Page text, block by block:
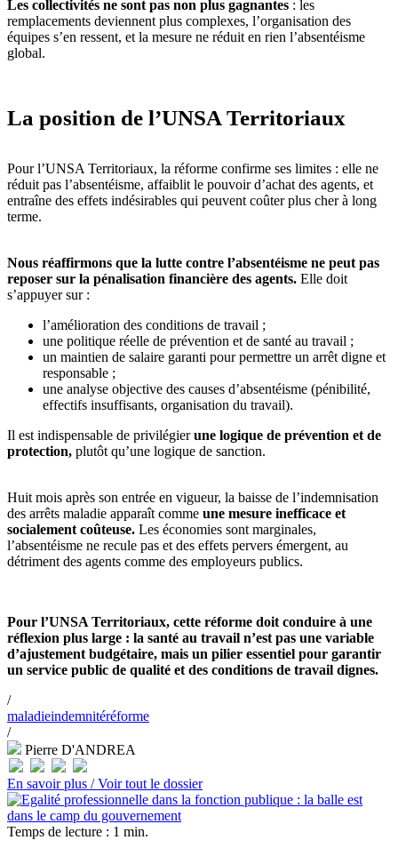
Les collectivités ne sont pas non plus gagnantes : les
remplacements deviennent plus complexes, l’organisation des
équipes s’en ressent, et la mesure ne réduit en rien l’absentéisme
global.
La position de l’UNSA Territoriaux
Pour l’UNSA Territoriaux, la réforme confirme ses limites : elle ne
réduit pas l’absentéisme, affaiblit le pouvoir d’achat des agents, et
entraîne des effets indésirables qui peuvent coûter plus cher à long
terme.
Nous réaffirmons que la lutte contre l’absentéisme ne peut pas
reposer sur la pénalisation financière des agents. Elle doit
s’appuyer sur :
l’amélioration des conditions de travail ;
une politique réelle de prévention et de santé au travail ;
un maintien de salaire garanti pour permettre un arrêt digne et
responsable ;
une analyse objective des causes d’absentéisme (pénibilité,
effectifs insuffisants, organisation du travail).
Il est indispensable de privilégierune logique de prévention et de
protection, plutôt qu’une logique de sanction.
Huit mois après son entrée en vigueur, la baisse de l’indemnisation
des arrêts maladie apparaît comme une mesure inefficace et
socialement coûteuse. Les économies sont marginales,
l’absentéisme ne recule pas et des effets pervers émergent, au
détriment des agents comme des employeurs publics.
Pour l’UNSA Territoriaux, cette réforme doit conduire à une
réflexion plus large : la santé au travail n’est pas une variable
d’ajustement budgétaire, mais un pilier essentiel pour garantir
un service public de qualité et des conditions de travail dignes.
/
maladieindemnitéréforme
/
Pierre D'ANDREA
En savoir plus /Voir tout le dossier
Temps de lecture : 1 min.